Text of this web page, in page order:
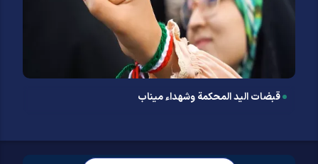
قبضات الید المحکمة وشهداء میناب